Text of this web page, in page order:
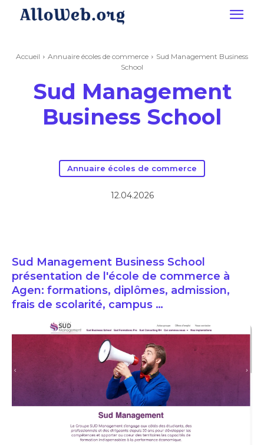
Accueil Annuaire écoles de commerce
Sud Management Business
School
Sud Management
Business School
Annuaire écoles de commerce
12.04.2026
Sud Management Business School
présentation de l'école de commerce à
Agen: formations, diplômes, admission,
frais de scolarité, campus …